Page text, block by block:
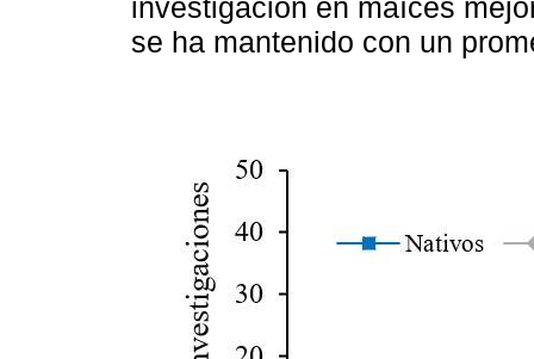
investigación en maíces
se ha mantenido con un